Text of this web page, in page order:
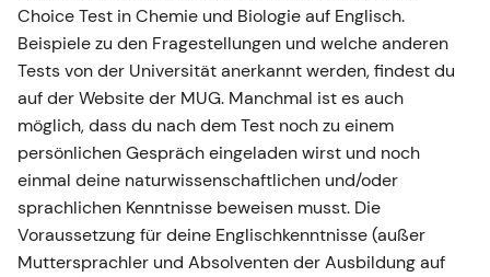
Choice Test in Chemie und Biologie auf Englisch.
Beispiele zu den Fragestellungen und welche anderen
Tests von der Universität anerkannt werden, findest du
auf der Website der MUG. Manchmal ist es auch
möglich, dass du nach dem Test noch zu einem
persönlichen Gespräch eingeladen wirst und noch
einmal deine naturwissenschaftlichen und/oder
sprachlichen Kenntnisse beweisen musst. Die
Voraussetzung für deine Englischkenntnisse (außer
Muttersprachler und Absolventen der Ausbildung auf